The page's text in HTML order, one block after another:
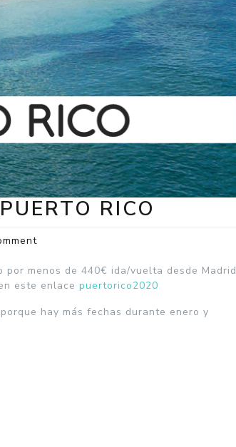
RICO
on
VALENTÍN
2020
PUERTO
menos de 440€ ida/vuelta desde Madrid
este enlace puertorico2020
hay más fechas durante enero y